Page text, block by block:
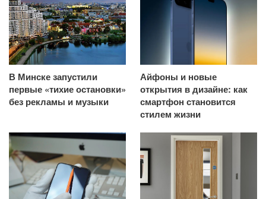
В Минске запустили
первые «тихие остановки»
без рекламы и музыки
Айфоны и новые
открытия в дизайне: как
смартфон становится
стилем жизни